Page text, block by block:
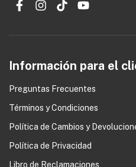
Información para el
Preguntas Frecuentes
Términos y Condiciones
Política de Cambios y
Política de Privacidad
Libro de Reclamaciones